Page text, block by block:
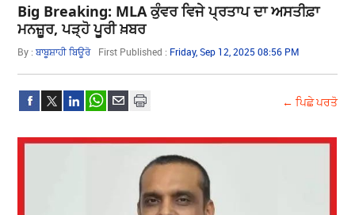
Big Breaking: MLA ਕੁੰਵਰ ਵਿਜੇ ਪ੍ਰਤਾਪ ਦਾ ਅਸਤੀਫ਼ਾ
ਮਨਜ਼ੂਰ, ਪੜ੍ਹੋ ਪੂਰੀ ਖ਼ਬਰ
By :ਬਾਬੂਸ਼ਾਹੀ ਬਿਊਰੋ First Published : Friday, Sep 12, 2025 08:56 PM
← ਪਿਛੇ ਪਰਤੋ